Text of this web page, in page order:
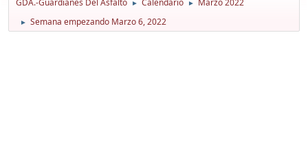
GDA.-Guardianes Del Asfalto ► Calendario ► Marzo 2022
► Semana empezando Marzo 6, 2022